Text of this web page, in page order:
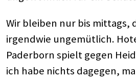
Wir bleiben nur bis mittags,
irgendwie ungemütlich.
Paderborn spielt gegen
ich habe nichts dagegen,